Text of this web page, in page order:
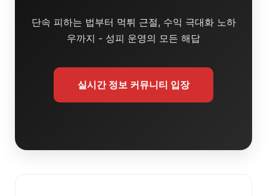
단속 피하는 법부터 먹튀 근절, 수익 극대화 노하
우까지 - 성피 운영의 모든 해답
실시간 정보 커뮤니티 입장